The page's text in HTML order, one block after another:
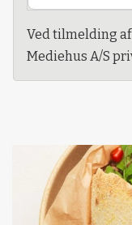
Ved tilmelding
Mediehus A/S